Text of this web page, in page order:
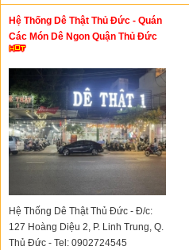
Hệ Thống Dê Thật Thủ Đức - Quán
Các Món Dê Ngon Quận Thủ Đức
Hệ Thống Dê Thật Thủ Đức - Đ/c:
127 Hoàng Diệu 2, P. Linh Trung, Q.
Thủ Đức - Tel: 0902724545